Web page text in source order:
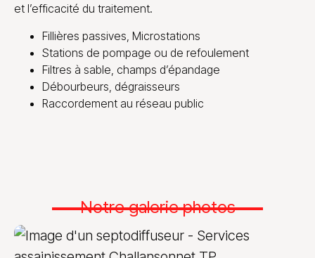
et l’efficacité du traitement.
Fillières passives, Microstations
Stations de pompage ou de refoulement
Filtres à sable, champs d’épandage
Débourbeurs, dégraisseurs
Raccordement au réseau public
Notre galerie photos